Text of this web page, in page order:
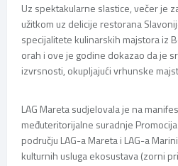
Uz spektakularne slastice, večer je
užitkom uz delicije restorana
specijalitete kulinarskih majstora iz
orah i ove je godine dokazao da je
izvrsnosti, okupljajući vrhunske
LAG Mareta sudjelovala je na
međuteritorijalne suradnje
području LAG-a Mareta i LAG-a
kulturnih usluga ekosustava (zorni